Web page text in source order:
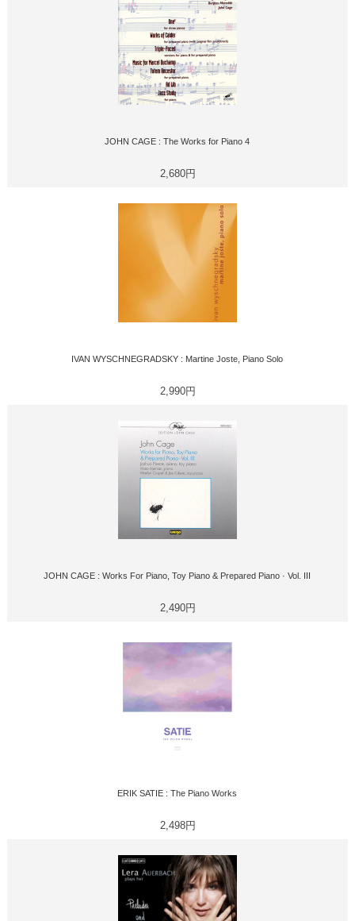
JOHN CAGE : The Works for Piano 4
2,680円
IVAN WYSCHNEGRADSKY : Martine Joste, Piano Solo
2,990円
JOHN CAGE : Works For Piano, Toy Piano & Prepared Piano · Vol. III
2,490円
ERIK SATIE : The Piano Works
2,498円